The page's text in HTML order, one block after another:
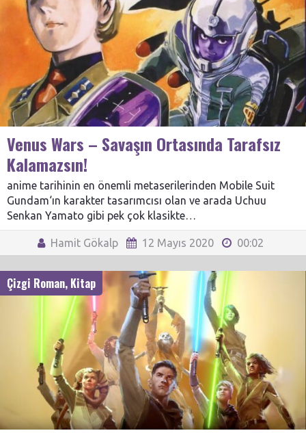
Venus Wars – Savaşın Ortasında Tarafsız
Kalamazsın!
anime tarihinin en önemli metaserilerinden Mobile Suit
Gundam‘ın karakter tasarımcısı olan ve arada Uchuu
Senkan Yamato gibi pek çok klasikte…
Hamit Gökalp 12 Mayıs 2020 00:02
Çizgi Roman, Kitap